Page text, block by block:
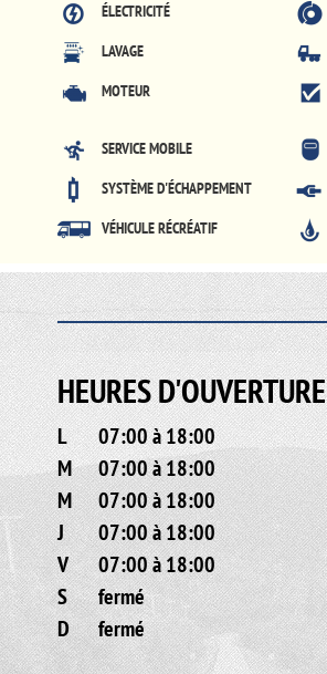
ÉLECTRICITÉ
LAVAGE
MOTEUR
SERVICE MOBILE
SYSTÈME D'ÉCHAPPEMENT
VÉHICULE RÉCRÉATIF
HEURES D'OUVERTURE
L
07:00 à 18:00
M
07:00 à 18:00
M
07:00 à 18:00
J
07:00 à 18:00
V
07:00 à 18:00
S
fermé
D
fermé